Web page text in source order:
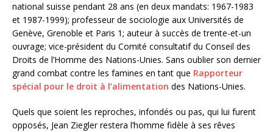
national suisse pendant 28 ans (en deux mandats: 1967-1983
et 1987-1999); professeur de sociologie aux Universités de
Genève, Grenoble et Paris 1; auteur à succès de trente-et-un
ouvrage; vice-président du Comité consultatif du Conseil des
Droits de l’Homme des Nations-Unies. Sans oublier son dernier
grand combat contre les famines en tant que Rapporteur
spécial pour le droit à l’alimentation des Nations-Unies.
Quels que soient les reproches, infondés ou pas, qui lui furent
opposés, Jean Ziegler restera l’homme fidèle à ses rêves